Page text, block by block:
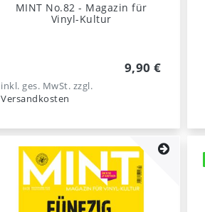
MINT No.82 - Magazin für
Vinyl-Kultur
9,90 €
inkl. ges. MwSt. zzgl.
Versandkosten